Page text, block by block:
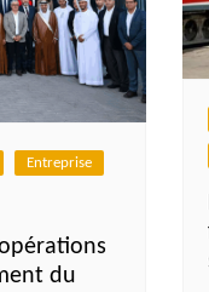
Entreprise
du